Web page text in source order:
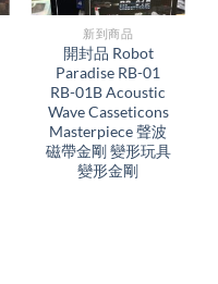
新到商品​
開封品 Robot
Paradise RB-01
RB-01B Acoustic
Wave Casseticons
Masterpiece 聲波
磁帶金剛 變形玩具
變形金剛